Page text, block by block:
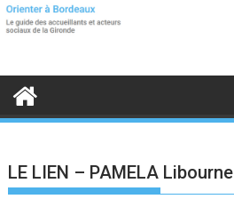
S
t
o
LE LIEN – PAMELA Libourne